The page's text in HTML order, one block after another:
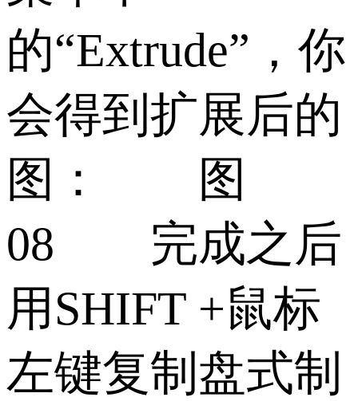
的“Extrude”，你
会得到扩展后的
图： 图
08 完成之后
用SHIFT +鼠标
左键复制盘式制